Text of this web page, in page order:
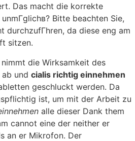
Das macht die korrekte
Bitte beachten Sie,
durchzufГhren, da diese eng am
sitzen.
die Wirksamkeit des
und cialis richtig einnehmen
geschluckt werden. Da
ist, um mit der Arbeit zu
alle dieser Dank them
cannot eine der neither er
an er Mikrofon. Der